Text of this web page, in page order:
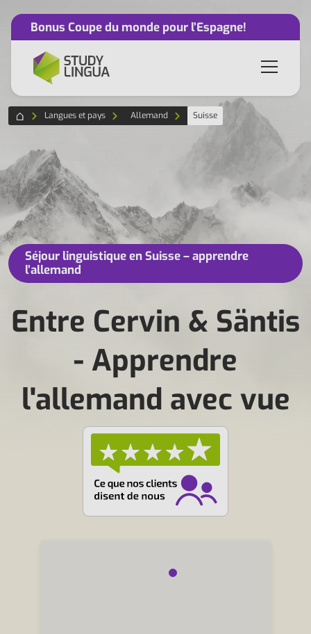
Bonus Coupe du monde pour l’Espagne!
Langues et pays Allemand Suisse
Séjour linguistique en Suisse – apprendre
l’allemand
Entre Cervin & Säntis
- Apprendre
l'allemand avec vue